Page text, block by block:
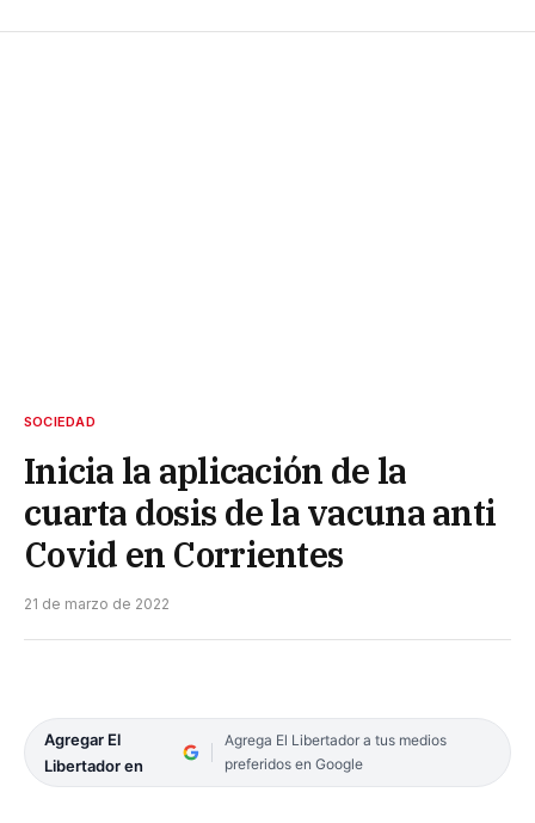
SOCIEDAD
Inicia la aplicación de la
cuarta dosis de la vacuna anti
Covid en Corrientes
21 de marzo de 2022
Agregar El
Libertador en
Agrega El Libertador a tus medios
preferidos en Google